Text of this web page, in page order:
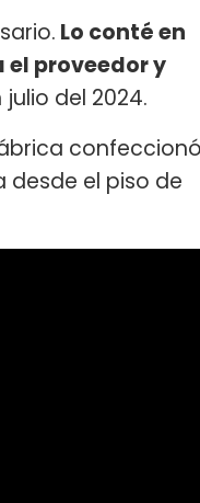
Lo conté en
el proveedor y
del 2024.
el piso de